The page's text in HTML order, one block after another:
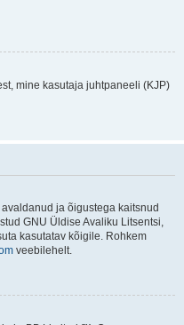
mine kasutaja juhtpaneeli (KJP)
ja õigustega kaitsnud
GNU Üldise Avaliku Litsentsi,
kasutatav kõigile. Rohkem
veebilehelt.